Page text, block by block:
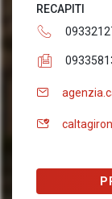
RECAPITI